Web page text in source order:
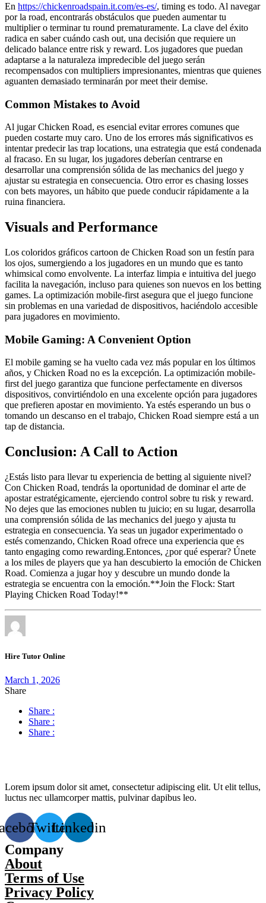
En https://chickenroadspain.it.com/es-es/, timing es todo. Al navegar
por la road, encontrarás obstáculos que pueden aumentar tu
multiplier o terminar tu round prematuramente. La clave del éxito
radica en saber cuándo cash out, una decisión que requiere un
delicado balance entre risk y reward. Los jugadores que puedan
adaptarse a la naturaleza impredecible del juego serán
recompensados con multipliers impresionantes, mientras que quienes
aguanten demasiado terminarán por meet their demise.
Common Mistakes to Avoid
Al jugar Chicken Road, es esencial evitar errores comunes que
pueden costarte muy caro. Uno de los errores más significativos es
intentar predecir las trap locations, una estrategia que está condenada
al fracaso. En su lugar, los jugadores deberían centrarse en
desarrollar una comprensión sólida de las mechanics del juego y
ajustar su estrategia en consecuencia. Otro error es chasing losses
con bets mayores, un hábito que puede conducir rápidamente a la
ruina financiera.
Visuals and Performance
Los coloridos gráficos cartoon de Chicken Road son un festín para
los ojos, sumergiendo a los jugadores en un mundo que es tanto
whimsical como envolvente. La interfaz limpia e intuitiva del juego
facilita la navegación, incluso para quienes son nuevos en los betting
games. La optimización mobile-first asegura que el juego funcione
sin problemas en una variedad de dispositivos, haciéndolo accesible
para jugadores en movimiento.
Mobile Gaming: A Convenient Option
El mobile gaming se ha vuelto cada vez más popular en los últimos
años, y Chicken Road no es la excepción. La optimización mobile-
first del juego garantiza que funcione perfectamente en diversos
dispositivos, convirtiéndolo en una excelente opción para jugadores
que prefieren apostar en movimiento. Ya estés esperando un bus o
tomando un descanso en el trabajo, Chicken Road siempre está a un
tap de distancia.
Conclusion: A Call to Action
¿Estás listo para llevar tu experiencia de betting al siguiente nivel?
Con Chicken Road, tendrás la oportunidad de dominar el arte de
apostar estratégicamente, ejerciendo control sobre tu risk y reward.
No dejes que las emociones nublen tu juicio; en su lugar, desarrolla
una comprensión sólida de las mechanics del juego y ajusta tu
estrategia en consecuencia. Ya seas un jugador experimentado o
estés comenzando, Chicken Road ofrece una experiencia que es
tanto engaging como rewarding.Entonces, ¿por qué esperar? Únete
a los miles de players que ya han descubierto la emoción de Chicken
Road. Comienza a jugar hoy y descubre un mundo donde la
estrategia se encuentra con la emoción.**Join the Flock: Start
Playing Chicken Road Today!**
Hire Tutor Online
March 1, 2026
Share
Share :
Share :
Share :
Lorem ipsum dolor sit amet, consectetur adipiscing elit. Ut elit tellus,
luctus nec ullamcorper mattis, pulvinar dapibus leo.
TwitterLinkedin
Company
About
Terms of Use
Privacy Policy